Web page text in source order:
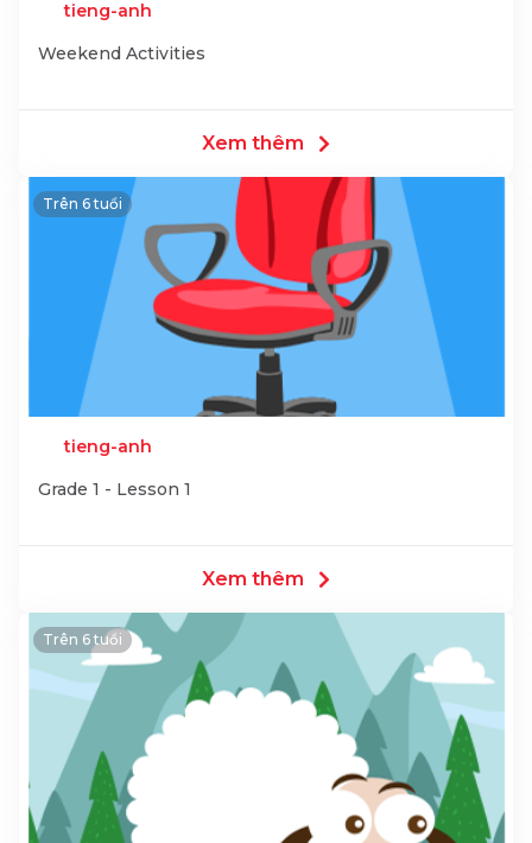
tieng-anh
Weekend Activities
Xem thêm
Trên 6 tuổi
tieng-anh
Grade 1 - Lesson 1
Xem thêm
Trên 6 tuổi